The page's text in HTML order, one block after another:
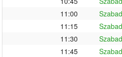
11:00
Szabad
11:15
Szabad
11:30
Szabad
11:45
Szabad